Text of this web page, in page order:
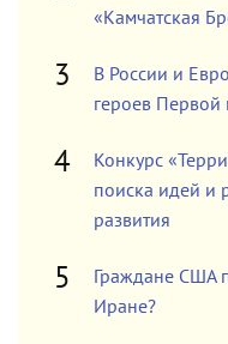
«Камчатская
В России и
героев
Конкурс
поиска идей и
развития
Граждане США
Иране?